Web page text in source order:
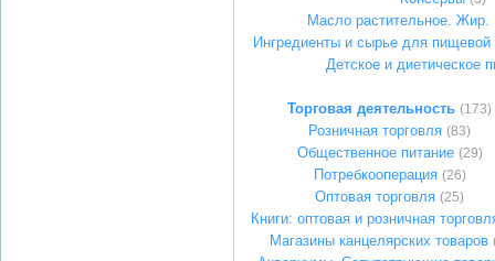
Масло растительное. Жир.
Ингредиенты и сырье для
Детское и диетическое
Торговая деятельность (173)
Розничная торговля (83)
Общественное питание (29)
Потребкооперация (26)
Оптовая торговля (25)
Книги: оптовая и розничная
Магазины канцелярских товаров